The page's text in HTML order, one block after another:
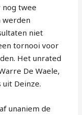
twee
werden
niet
tornooi voor
Het unrated
De Waele,
Deinze.
unaniem de